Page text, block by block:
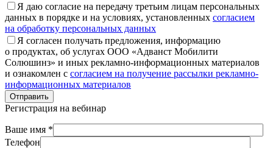
Я даю согласие на передачу третьим лицам персональных
данных в порядке и на условиях, установленных согласием
на обработку персональных данных
Я согласен получать предложения, информацию
о продуктах, об услугах ООО «Адванст Мобилити
Солюшинз» и иных рекламно-информационных материалов
и ознакомлен с согласием на получение рассылки рекламно-
информационных материалов
Отправить
Регистрация на вебинар
Ваше имя *
Телефон